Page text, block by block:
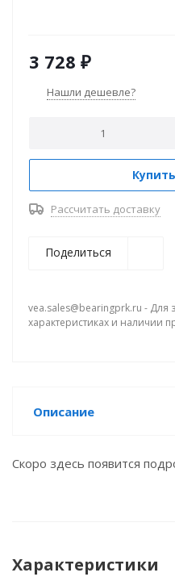
3 728 ₽
Нашли дешевле?
Рассчитать доставку
Поделиться
vea.sales@bearingprk.ru -
характеристиках и
Описание
Скоро здесь появится
Характеристики